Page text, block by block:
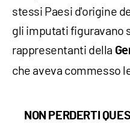
stessi Paesi d'origine
gli imputati figuravano
rappresentanti della
che aveva commesso
NON PERDERTI